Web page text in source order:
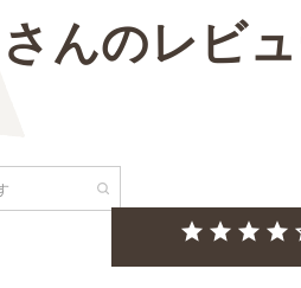
んのレビ